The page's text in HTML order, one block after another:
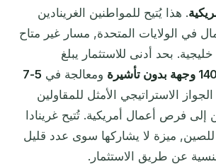
. هذا يُتيح للمواطنين الغرينادين
في الولايات المتحدة, مسار غير متاح
بحد أدنى للاستثمار يبلغ
140 وجهة بدون تأشيرة ومعالجة في
5-7
الاستراتيجي الأمثل للمقاولين
إلى فرص أعمال أمريكية. تُتيح غرينادا
للصين, ميزة لا يشاركها سوى عدد قليل
عن طريق الاستثمار.